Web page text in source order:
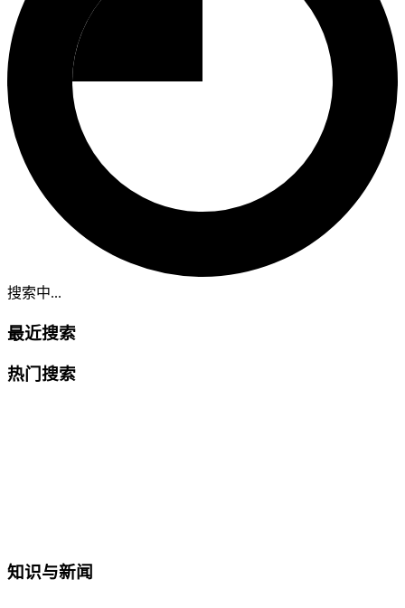
搜索中...
最近搜索
热门搜索
知识与新闻